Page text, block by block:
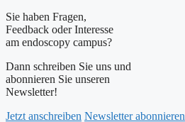
Sie haben Fragen,
Feedback oder Interesse
am endoscopy campus?
Dann schreiben Sie uns und
abonnieren Sie unseren
Newsletter!
Jetzt anschreiben Newsletter abonnieren